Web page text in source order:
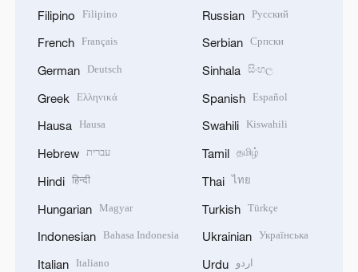
Filipino Filipino
French Français
German Deutsch
Greek Ελληνικά
Hausa Hausa
Hebrew עברית
Hindi हिन्दी
Hungarian Magyar
Indonesian Bahasa Indonesia
Italian Italiano
Russian Русский
Serbian Српски
Sinhala සිංහල
Spanish Español
Swahili Kiswahili
Tamil தமிழ்
Thai ไทย
Turkish Türkçe
Ukrainian Українська
Urdu اردو